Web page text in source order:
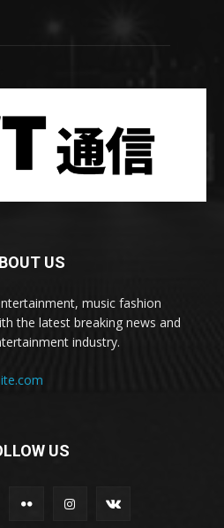
US
music fashion
the latest breaking news and
industry.
US